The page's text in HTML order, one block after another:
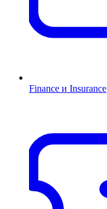
Finance и Insurance